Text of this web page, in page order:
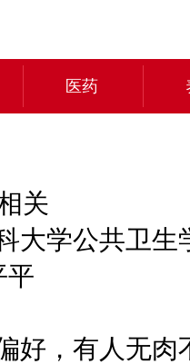
医药
关
大学公共卫
平
好，有人无